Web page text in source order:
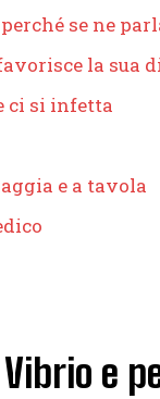
se ne
la sua
ci si infetta
e a tavola
e